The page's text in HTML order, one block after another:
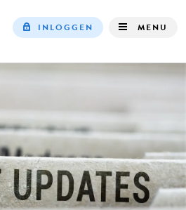
navigation
INLOGGEN MENU